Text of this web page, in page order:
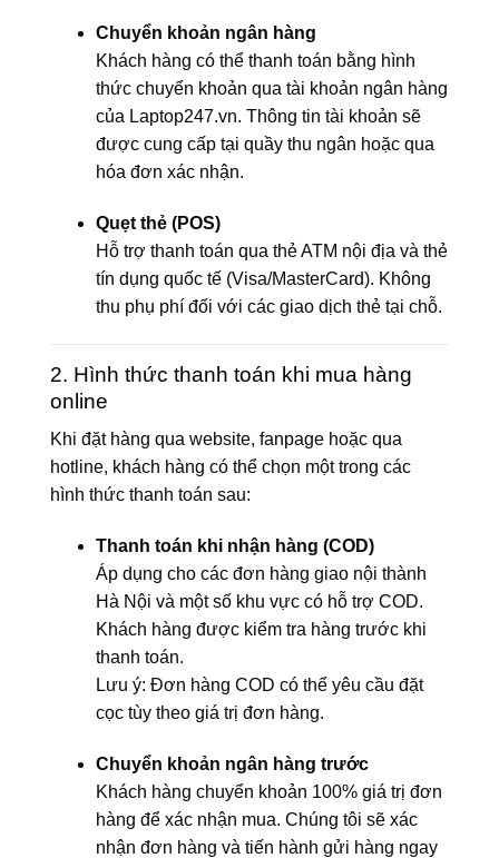
Chuyển khoản ngân hàng
Khách hàng có thể thanh toán bằng hình
thức chuyển khoản qua tài khoản ngân hàng
của Laptop247.vn. Thông tin tài khoản sẽ
được cung cấp tại quầy thu ngân hoặc qua
hóa đơn xác nhận.
Quẹt thẻ (POS)
Hỗ trợ thanh toán qua thẻ ATM nội địa và thẻ
tín dụng quốc tế (Visa/MasterCard). Không
thu phụ phí đối với các giao dịch thẻ tại chỗ.
2. Hình thức thanh toán khi mua hàng
online
Khi đặt hàng qua website, fanpage hoặc qua
hotline, khách hàng có thể chọn một trong các
hình thức thanh toán sau:
Thanh toán khi nhận hàng (COD)
Áp dụng cho các đơn hàng giao nội thành
Hà Nội và một số khu vực có hỗ trợ COD.
Khách hàng được kiểm tra hàng trước khi
thanh toán.
Lưu ý: Đơn hàng COD có thể yêu cầu đặt
cọc tùy theo giá trị đơn hàng.
Chuyển khoản ngân hàng trước
Khách hàng chuyển khoản 100% giá trị đơn
hàng để xác nhận mua. Chúng tôi sẽ xác
nhận đơn hàng và tiến hành gửi hàng ngay